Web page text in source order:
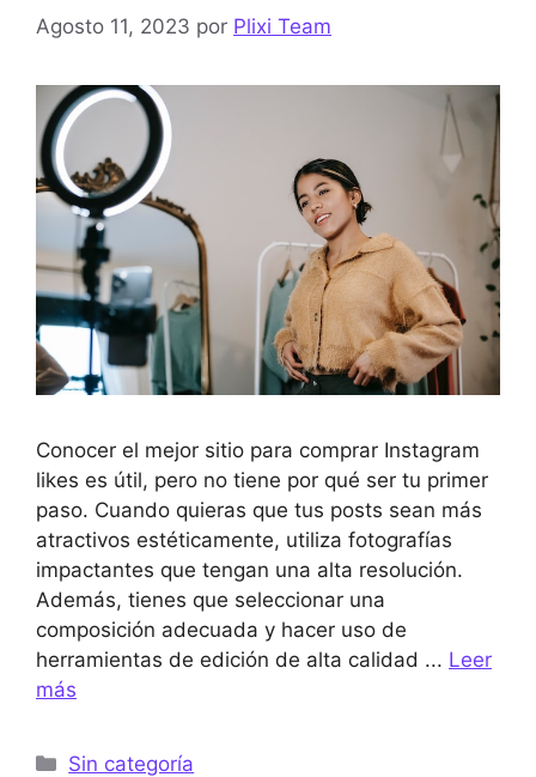
Agosto 11, 2023 por Plixi Team
Conocer el mejor sitio para comprar Instagram
likes es útil, pero no tiene por qué ser tu primer
paso. Cuando quieras que tus posts sean más
atractivos estéticamente, utiliza fotografías
impactantes que tengan una alta resolución.
Además, tienes que seleccionar una
composición adecuada y hacer uso de
herramientas de edición de alta calidad ... Leer
más
Categorías
Sin categoría